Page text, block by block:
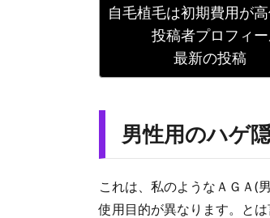
自毛植毛は初期費用が
投稿者プロフィ
最新の投稿
男性用のハゲ
これは、私のようなＡＧＡ(
使用目的が異なります。と